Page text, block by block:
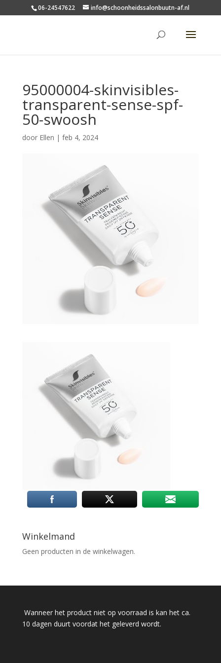
06-24547622 info@schoonheidssalonbuutn-af.nl
95000004-skinvisibles-
transparent-sense-spf-
50-swoosh
door Ellen | feb 4, 2024
Winkelmand
Geen producten in de winkelwagen.
Wanneer het product niet op voorraad is kan het ca.
10 dagen duurt voordat het geleverd wordt.